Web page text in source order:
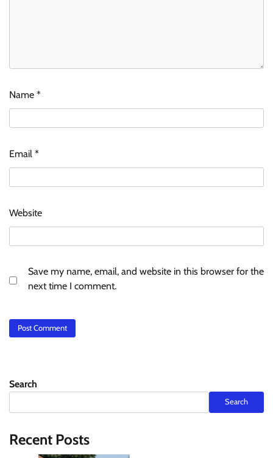
Name *
Email *
Website
Save my name, email, and website in this browser for the
next time I comment.
Search
Search
Recent Posts